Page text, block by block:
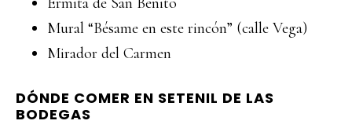
Mural “Bésame en este rincón” (calle Vega)
Mirador del Carmen
DÓNDE COMER EN SETENIL DE LAS
BODEGAS